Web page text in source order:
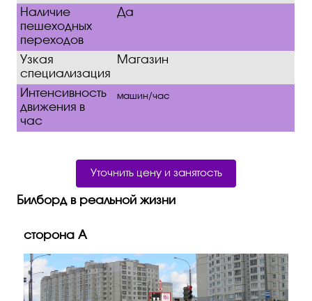
Наличие
пешеходных
переходов
Да
Узкая
специализация
Магазин
Интенсивность
движения в
час
машин/час
Уточнить цену и занятость
Билборд в реальной жизни
сторона A